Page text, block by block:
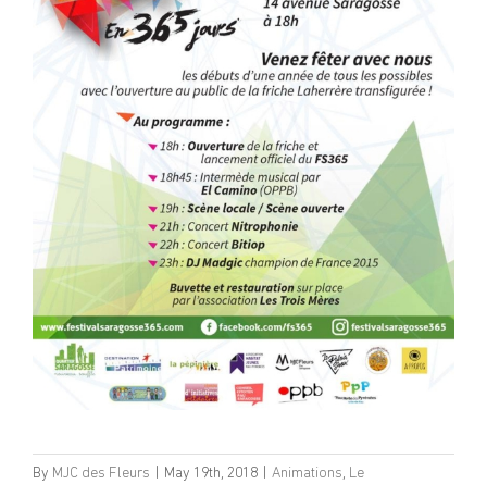
By MJC des Fleurs May 19th, 2018 Animations, Le